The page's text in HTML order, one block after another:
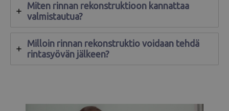
Miten rinnan rekonstruktioon kannattaa
valmistautua?
Milloin rinnan rekonstruktio voidaan tehdä
rintasyövän jälkeen?